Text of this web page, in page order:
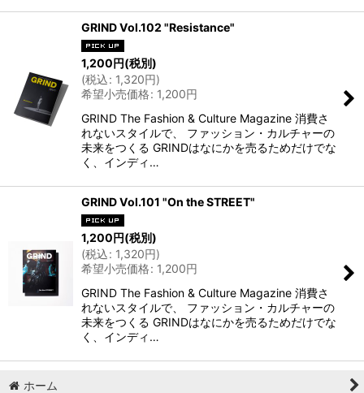
GRIND Vol.102 "Resistance"
1,200円(税別)
(税込: 1,320円)
希望小売価格: 1,200円
GRIND The Fashion & Culture Magazine 消費さ
れないスタイルで、 ファッション・カルチャーの
未来をつくる GRINDはなにかを売るためだけでな
く、インディ…
GRIND Vol.101 "On the STREET"
1,200円(税別)
(税込: 1,320円)
希望小売価格: 1,200円
GRIND The Fashion & Culture Magazine 消費さ
れないスタイルで、 ファッション・カルチャーの
未来をつくる GRINDはなにかを売るためだけでな
く、インディ…
ホーム